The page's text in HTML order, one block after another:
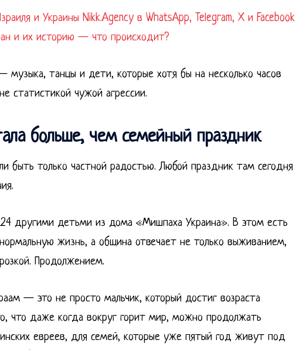
и Украины Nikk.Agency в WhatsApp, Telegram, X и Facebook
и их историю — что происходит?
танцы и дети, которые хотя бы на несколько часов
статистикой чужой агрессии.
больше, чем семейный праздник
быть только частной радостью. Любой праздник там сегодня
другими детьми из дома «Мишпаха Украина». В этом есть
жизнь, а община отвечает не только выживанием,
Продолжением.
— это не просто мальчик, который достиг возраста
что даже когда вокруг горит мир, можно продолжать
евреев, для семей, которые уже пятый год живут под